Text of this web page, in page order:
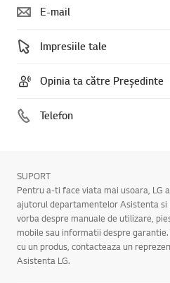
E-mail
Impresiile tale
Opinia ta către Președinte
Telefon
SUPORT
Pentru a-ti face viata mai usoara, LG
ajutorul departamentelor Asistenta si
vorba despre manuale de utilizare,
mobile sau informatii despre
cu un produs, contacteaza un
Asistenta LG.